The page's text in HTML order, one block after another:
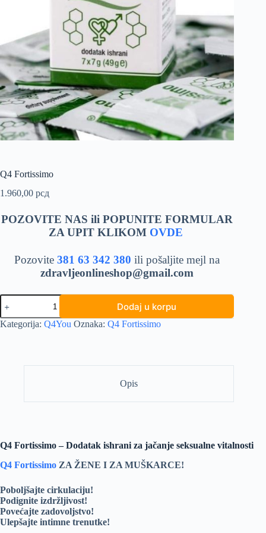
Q4 Fortissimo
1.960,00 рсд
POZOVITE NAS ili POPUNITE FORMULAR
ZA UPIT KLIKOM OVDE
Pozovite381 63 342 380 ili pošaljite mejl na
zdravljeonlineshop@gmail.com
Q4
Fortissimo
količina
Dodaj u korpu
Kategorija: Q4You Oznaka: Q4 Fortissimo
Opis
Q4 Fortissimo – Dodatak ishrani za jačanje seksualne vitalnosti
Q4 Fortissimo ZA ŽENE I ZA MUŠKARCE!
Poboljšajte cirkulaciju!
Podignite izdržljivost!
Povećajte zadovoljstvo!
Ulepšajte intimne trenutke!